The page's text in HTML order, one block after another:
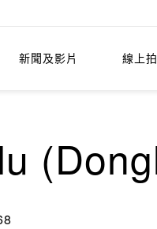
新聞及影片 線上